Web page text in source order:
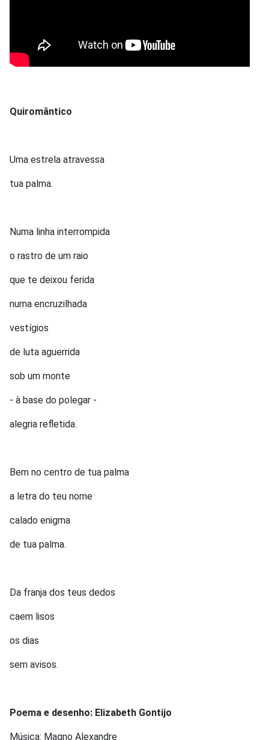
Quiromântico
Uma estrela atravessa
tua palma.
Numa linha interrompida
o rastro de um raio
que te deixou ferida
numa encruzilhada
vestígios
de luta aguerrida
sob um monte
- à base do polegar -
alegria refletida.
Bem no centro de tua palma
a letra do teu nome
calado enigma
de tua palma.
Da franja dos teus dedos
caem lisos
os dias
sem avisos.
Poema e desenho: Elizabeth Gontijo
Música: Magno Alexandre